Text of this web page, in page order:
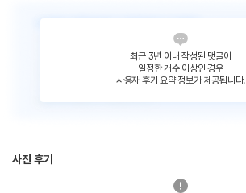
최근 3년 이내 작성된 댓글이
일정한 개수 이상인 경우
사용자 후기 요약 정보가 제공됩니다.
사진 후기